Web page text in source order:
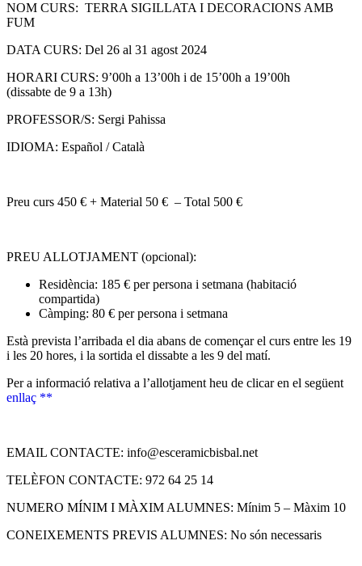
NOM CURS: TERRA SIGILLATA I DECORACIONS AMB
FUM
DATA CURS: Del 26 al 31 agost 2024
HORARI CURS: 9’00h a 13’00h i de 15’00h a 19’00h
(dissabte de 9 a 13h)
PROFESSOR/S: Sergi Pahissa
IDIOMA: Español / Català
Preu curs 450 € + Material 50 € – Total 500 €
PREU ALLOTJAMENT (opcional):
Residència: 185 € per persona i setmana (habitació
compartida)
Càmping: 80 € per persona i setmana
Està prevista l’arribada el dia abans de començar el curs entre les 19
i les 20 hores, i la sortida el dissabte a les 9 del matí.
Per a informació relativa a l’allotjament heu de clicar en el següent
enllaç **
EMAIL CONTACTE: info@esceramicbisbal.net
TELÈFON CONTACTE: 972 64 25 14
NUMERO MÍNIM I MÀXIM ALUMNES: Mínim 5 – Màxim 10
CONEIXEMENTS PREVIS ALUMNES: No són necessaris